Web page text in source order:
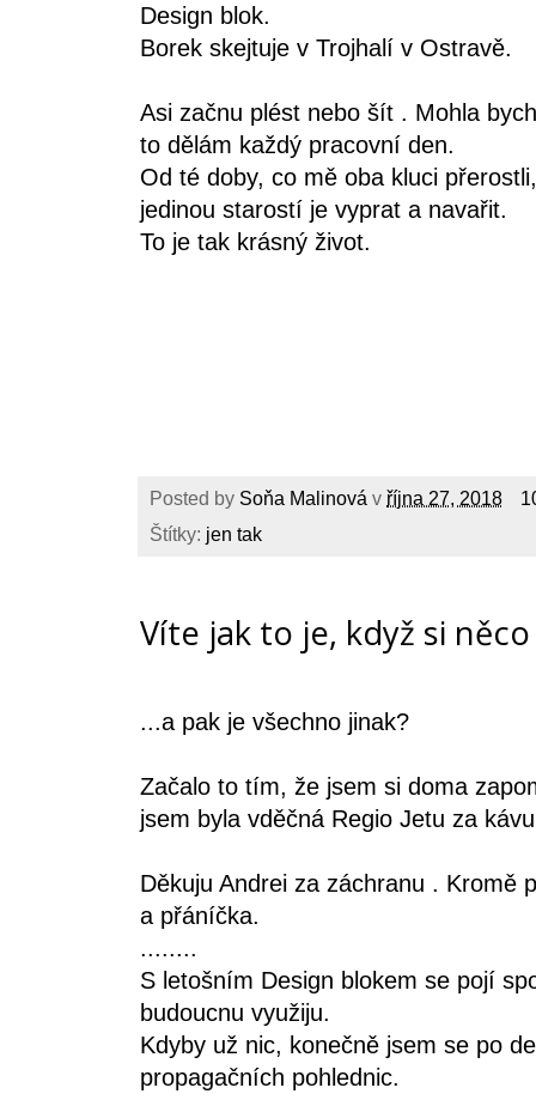
Design blok.
Borek skejtuje v Trojhalí v Ostravě.
Asi začnu plést nebo šít . Mohla
to dělám každý pracovní den.
Od té doby, co mě oba kluci
jedinou starostí je vyprat a navařit.
To je tak krásný život.
Posted by Soňa Malinová v října 27, 2018
Štítky: jen tak
Víte jak to je, když si
...a pak je všechno jinak?
Začalo to tím, že jsem si doma
jsem byla vděčná Regio Jetu za
Děkuju Andrei za záchranu . Kromě
a přáníčka.
........
S letošním Design blokem se pojí
budoucnu využiju.
Kdyby už nic, konečně jsem se po
propagačních pohlednic.